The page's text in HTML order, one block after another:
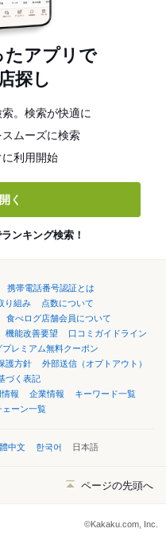
たアプリで
探し
。検索が快適に
ムーズに検索
利用開始
く
ンキング検索！
携帯電話番号認証とは
り組み
点数について
食べログ店舗会員について
機能改善要望
口コミガイドライン
プレミアム無料クーポン
護方針
外部送信（オプトアウト）
づく表記
報 企業情報
キーワード一覧
ェーン一覧
中文 한국어 日本語
ページの先頭へ
©Kakaku.com, Inc.